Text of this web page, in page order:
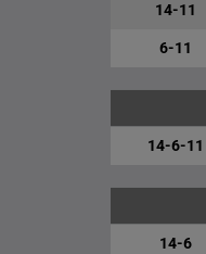
14-11
6-11
14-6-11
14-6